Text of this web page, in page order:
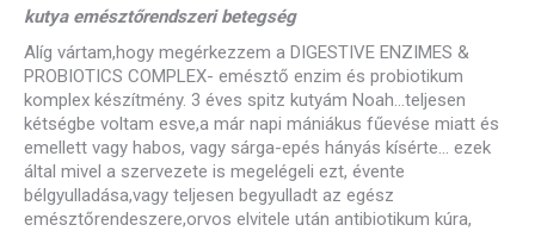
kutya emésztőrendszeri betegség
Alíg vártam,hogy megérkezzem a DIGESTIVE ENZIMES &
PROBIOTICS COMPLEX- emésztő enzim és probiotikum
komplex készítmény. 3 éves spitz kutyám Noah…teljesen
kétségbe voltam esve,a már napi mániákus fűevése miatt és
emellett vagy habos, vagy sárga-epés hányás kísérte… ezek
által mivel a szervezete is megelégeli ezt, évente
bélgyulladása,vagy teljesen begyulladt az egész
emésztőrendeszere,orvos elvitele után antibiotikum kúra,